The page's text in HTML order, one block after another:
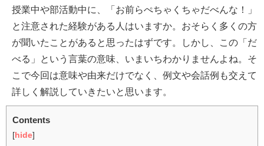
授業中や部活動中に、「お前らぺちゃくちゃだべんな！」
と注意された経験がある人はいますか。おそらく多くの方
が聞いたことがあると思ったはずです。しかし、この「だ
べる」という言葉の意味、いまいちわかりませんよね。そ
こで今回は意味や由来だけでなく、例文や会話例も交えて
詳しく解説していきたいと思います。
Contents
[ hide]